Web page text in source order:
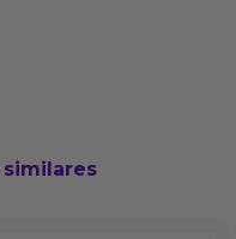
similares